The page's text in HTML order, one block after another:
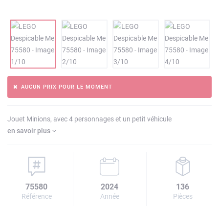
AUCUN PRIX POUR LE MOMENT
Jouet Minions, avec 4 personnages et un petit véhicule
en savoir plus
75580
Référence
2024
Année
136
Pièces